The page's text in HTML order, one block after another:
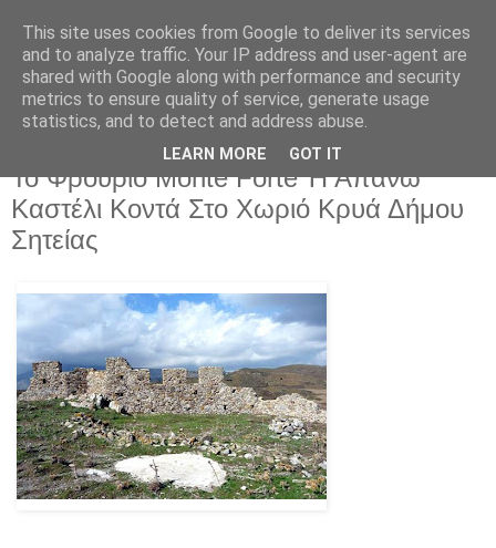
Τετάρτη 12 Μαρτίου 2025
Το Φρούριο Monte Forte Ή Απάνω
Καστέλι Κοντά Στο Χωριό Κρυά Δήμου
Σητείας
This site uses cookies from Google to deliver its services
and to analyze traffic. Your IP address and user-agent are
shared with Google along with performance and security
metrics to ensure quality of service, generate usage
statistics, and to detect and address abuse.
LEARN MORE GOT IT